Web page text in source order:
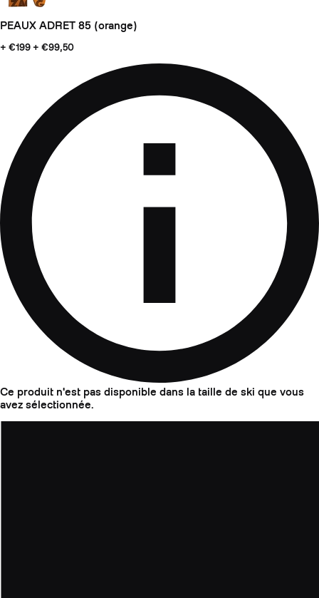
PEAUX ADRET 85 (orange)
+ €199 + €99,50
Ce produit n'est pas disponible dans la taille de ski que vous
avez sélectionnée.